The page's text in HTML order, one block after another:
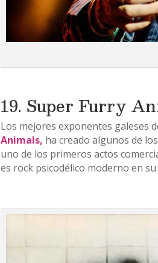
19. Super Furry
Los mejores exponentes galeses
Animals, ha creado algunos de
uno de los primeros actos
es rock psicodélico moderno en